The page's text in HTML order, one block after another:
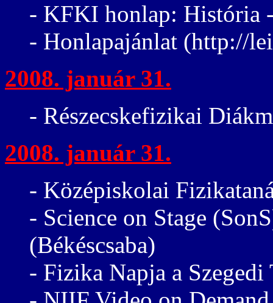
- KFKI honlap: História
- Honlapajánlat (http://
2008. január 31.
- Részecskefizikai
2008. január 31.
- Középiskolai
- Science on Stage
(Békéscsaba)
- Fizika Napja a Szegedi